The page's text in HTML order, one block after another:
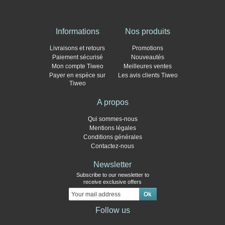
Informations
Livraisons et retours
Paiement sécurisé
Mon compte Tiweo
Payer en espèce sur
Tiweo
Nos produits
Promotions
Nouveautés
Meilleures ventes
Les avis clients Tiweo
A propos
Qui sommes-nous
Mentions légales
Conditions générales
Contactez-nous
Newsletter
Subscribe to our newsletter to
receive exclusive offers
Follow us